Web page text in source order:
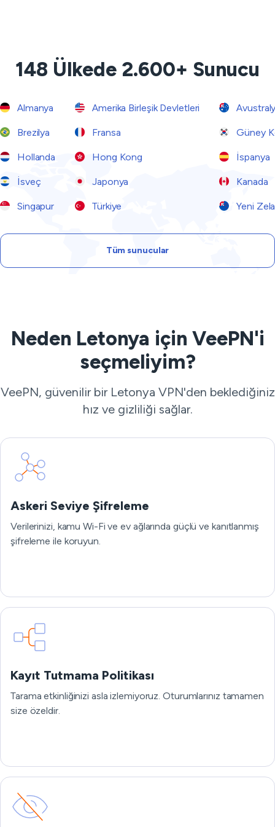
148 Ülkede 2.600+ Sunucu
Almanya Amerika Birleşik Devletleri
Brezilya Fransa Güney
Hollanda Hong Kong İspanya
İsveç Japonya Kanada
Singapur Türkiye Yeni
Tüm sunucular
Neden Letonya için VeePN'i
seçmeliyim?
VeePN, güvenilir bir Letonya VPN'den beklediğiniz
hız ve gizliliği sağlar.
Askeri Seviye Şifreleme
Verilerinizi, kamu Wi-Fi ve ev ağlarında güçlü ve kanıtlanmış
şifreleme ile koruyun.
Kayıt Tutmama Politikası
Tarama etkinliğinizi asla izlemiyoruz. Oturumlarınız tamamen
size özeldir.